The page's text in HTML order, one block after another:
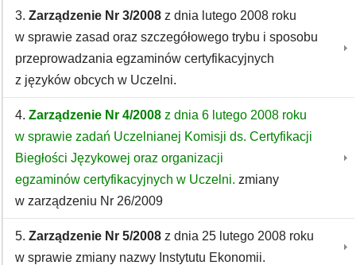
3. Zarządzenie Nr 3/2008 z dnia lutego 2008 roku
w sprawie zasad oraz szczegółowego trybu i sposobu
przeprowadzania egzaminów certyfikacyjnych
z języków obcych w Uczelni.
4. Zarządzenie Nr 4/2008 z dnia 6 lutego 2008 roku
w sprawie zadań Uczelnianej Komisji ds. Certyfikacji
Biegłości Językowej oraz organizacji
egzaminów certyfikacyjnych w Uczelni. zmiany
w zarządzeniu Nr 26/2009
5. Zarządzenie Nr 5/2008 z dnia 25 lutego 2008 roku
w sprawie zmiany nazwy Instytutu Ekonomii.